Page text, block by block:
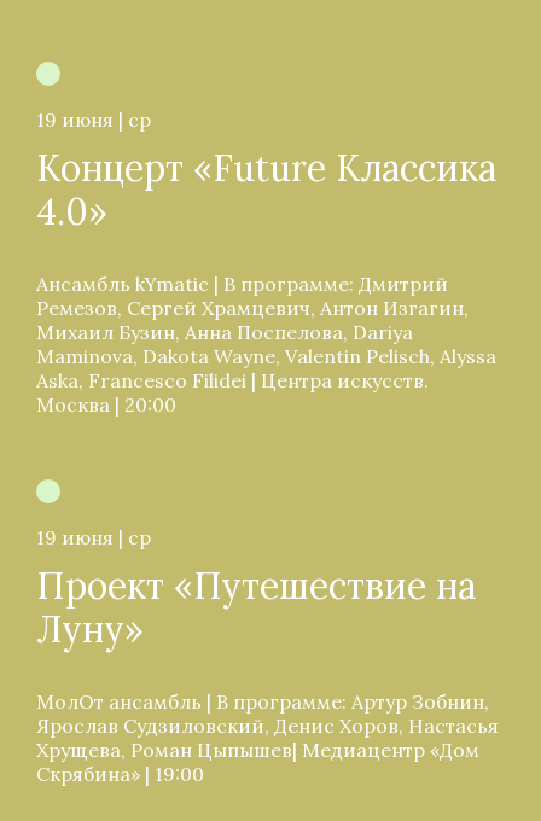
19 июня | ср
Концерт «Future Классика
4.0»
Ансамбль kYmatic | В программе: Дмитрий
Ремезов, Сергей Храмцевич, Антон Изгагин,
Михаил Бузин, Анна Поспелова, Dariya
Maminova, Dakota Wayne, Valentin Pelisch, Alyssa
Aska, Francesco Filidei | Центра искусств.
Москва | 20:00
19 июня | ср
Проект «Путешествие на
Луну»
МолОт ансамбль | В программе: Артур Зобнин,
Ярослав Судзиловский, Денис Хоров, Настасья
Хрущева, Роман Цыпышев| Медиацентр «Дом
Скрябина» | 19:00